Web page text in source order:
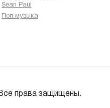
Sean Paul
Поп музыка
права защищены.